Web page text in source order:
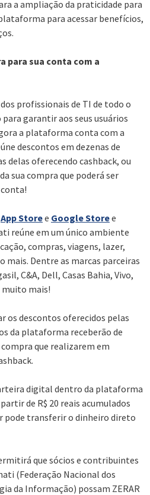
a ampliação da praticidade para
para acessar benefícios,
para sua conta com a
profissionais de TI de todo o
garantir aos seus usuários
a plataforma conta com a
descontos em dezenas de
delas oferecendo cashback, ou
sua compra que poderá ser
App Storee Google Storee
reúne em um único ambiente
compras, viagens, lazer,
Dentre as marcas parceiras
C&A, Dell, Casas Bahia, Vivo,
muito mais!
os descontos oferecidos pelas
da plataforma receberão de
que realizarem em
digital dentro da plataforma
de R$ 20 reais acumulados
pode transferir o dinheiro direto
que sócios e contribuintes
(Federação Nacional dos
da Informação) possam ZERAR